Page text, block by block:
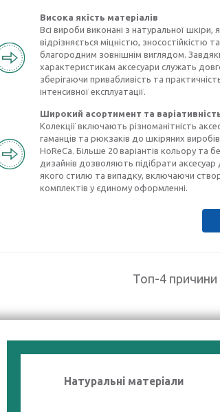
Висока якість матеріалів
Всі вироби виконані з натуральної шкіри,
відрізняється міцністю, зносостійкістю та
благородним зовнішнім виглядом.
характеристикам аксесуари служать
зберігаючи привабливість та
інтенсивної експлуатації.
Широкий асортимент та
Колекції включають різноманітність
гаманців та рюкзаків до шкіряних
HoReCa. Більше 20 варіантів кольору та
дизайнів дозволяють підібрати аксесуар
якого стилю та випадку, включаючи
комплектів у єдиному оформленні.
Топ-4 причини
Натуральні матеріали